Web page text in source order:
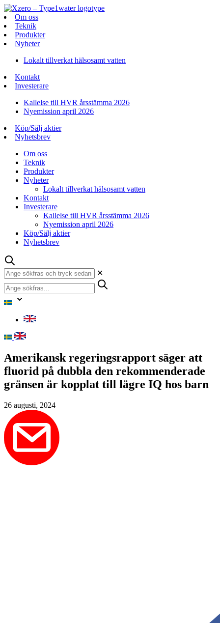
Om oss
Teknik
Produkter
Nyheter
Lokalt tillverkat hälsosamt vatten
Kontakt
Investerare
Kallelse till HVR årsstämma 2026
Nyemission april 2026
Köp/Sälj aktier
Nyhetsbrev
Om oss
Teknik
Produkter
Nyheter
Lokalt tillverkat hälsosamt vatten
Kontakt
Investerare
Kallelse till HVR årsstämma 2026
Nyemission april 2026
Köp/Sälj aktier
Nyhetsbrev
✕
Amerikansk regeringsrapport säger att
fluorid på dubbla den rekommenderade
gränsen är kopplat till lägre IQ hos barn
26 augusti, 2024